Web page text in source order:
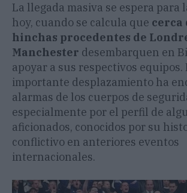
La llegada masiva se espera para
hoy, cuando se calcula que cerca
hinchas procedentes de
Manchester desembarquen en
apoyar a sus respectivos equipos.
importante desplazamiento ha
alarmas de los cuerpos de
especialmente por el perfil de
aficionados, conocidos por su
conflictivo en anteriores eventos
internacionales.